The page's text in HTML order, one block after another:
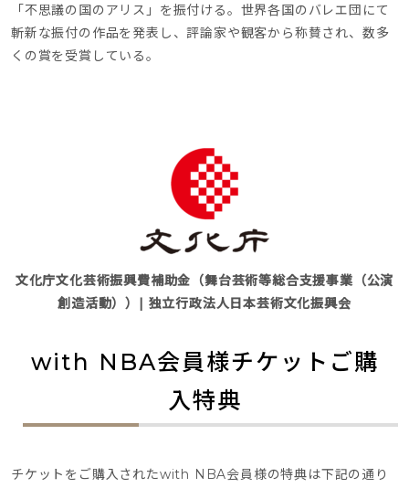
「不思議の国のアリス」を振付ける。世界各国のバレエ団にて
斬新な振付の作品を発表し、評論家や観客から称賛され、数多
くの賞を受賞している。
文化庁文化芸術振興費補助金（舞台芸術等総合支援事業（公演
創造活動））| 独立行政法人日本芸術文化振興会
with NBA会員様チケットご購
入特典
チケットをご購入されたwith NBA会員様の特典は下記の通り